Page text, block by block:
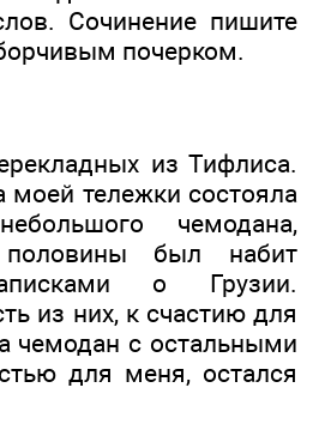
Сочинение пишите
почерком.
из Тифлиса.
моей тележки состояла
чемодана,
был набит
о Грузии.
из них, к счастию для
чемодан с остальными
для меня, остался